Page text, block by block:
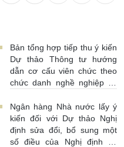
Bản tổng hợp tiếp thu ý kiến
Dự thảo Thông tư hướng
dẫn cơ cấu viên chức theo
chức danh nghề nghiệp và
làm việc trong ĐVSNCL
thuộc lĩnh vực ngân hàng
17/06/2025 | 10:10:00
Ngân hàng Nhà nước lấy ý
kiến đối với Dự thảo Nghị
định sửa đổi, bổ sung một
số điều của Nghị định số